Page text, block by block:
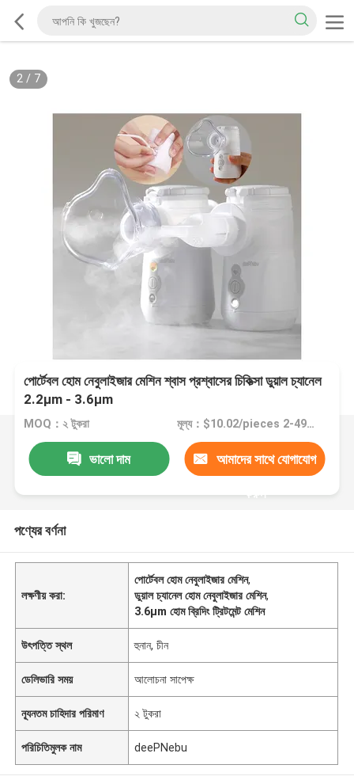
2/ 7
পোর্টেবল হোম নেবুলাইজার মেশিন শ্বাস প্রশ্বাসের চিকিত্সা ডুয়াল চ্যানেল
2.2μm - 3.6μm
MOQ：২ টুকরা মূল্য：$10.02/pieces 2-49 pieces
ভালো দাম আমাদের সাথে যোগাযোগ
করুন
পণ্যের বর্ণনা
লক্ষণীয় করা:
পোর্টেবল হোম নেবুলাইজার মেশিন,
ডুয়াল চ্যানেল হোম নেবুলাইজার মেশিন,
3.6μm হোম ব্রিদিং ট্রিটমেন্ট মেশিন
উৎপত্তি স্থল হুনান, চীন
ডেলিভারি সময় আলোচনা সাপেক্ষ
ন্যূনতম চাহিদার পরিমাণ ২ টুকরা
পরিচিতিমুলক নাম deePNebu